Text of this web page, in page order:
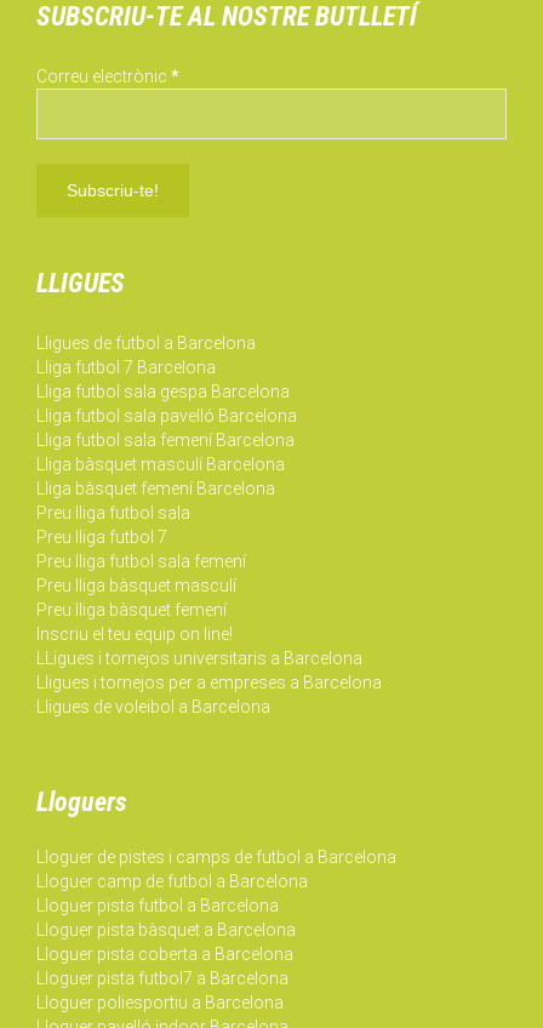
SUBSCRIU-TE AL NOSTRE BUTLLETÍ
Correu electrònic *
LLIGUES
Lligues de futbol a Barcelona
Lliga futbol 7 Barcelona
Lliga futbol sala gespa Barcelona
Lliga futbol sala pavelló Barcelona
Lliga futbol sala femení Barcelona
Lliga bàsquet masculí Barcelona
Lliga bàsquet femení Barcelona
Preu lliga futbol sala
Preu lliga futbol 7
Preu lliga futbol sala femení
Preu lliga bàsquet masculí
Preu lliga bàsquet femení
Inscriu el teu equip on line!
LLigues i tornejos universitaris a Barcelona
Lligues i tornejos per a empreses a Barcelona
Lligues de voleibol a Barcelona
Lloguers
Lloguer de pistes i camps de futbol a Barcelona
Lloguer camp de futbol a Barcelona
Lloguer pista futbol a Barcelona
Lloguer pista bàsquet a Barcelona
Lloguer pista coberta a Barcelona
Lloguer pista futbol7 a Barcelona
Lloguer poliesportiu a Barcelona